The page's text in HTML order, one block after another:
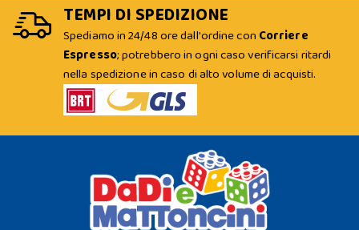
TEMPI DI SPEDIZIONE
Spediamo in 24/48 ore dall'ordine con Corriere
Espresso; potrebbero in ogni caso verificarsi ritardi
nella spedizione in caso di alto volume di acquisti.